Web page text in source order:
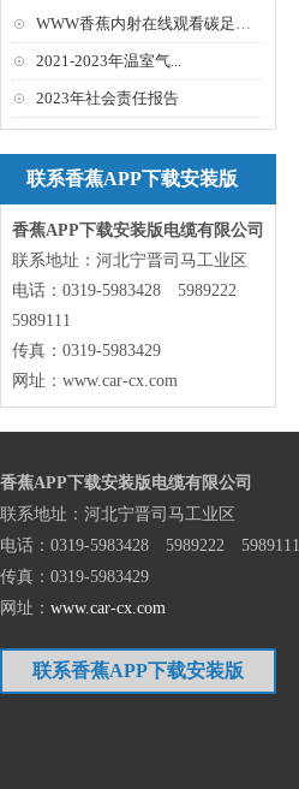
WWW香蕉内射在线观看碳足迹报告
2021-2023年温室气...
2023年社会责任报告
联系香蕉APP下载安装版
香蕉APP下载安装版电缆有限公司
联系地址：河北宁晋司马工业区
电话：0319-5983428 5989222
5989111
传真：0319-5983429
网址： www.car-cx.com
香蕉APP下载安装版电缆有限公司
联系地址：河北宁晋司马工业区
电话：0319-5983428 5989222 5989111
传真：0319-5983429
网址： www.car-cx.com
联系香蕉APP下载安装版